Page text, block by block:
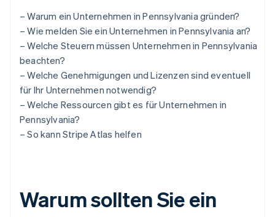
– Warum ein Unternehmen in Pennsylvania gründen?
– Wie melden Sie ein Unternehmen in Pennsylvania an?
– Welche Steuern müssen Unternehmen in Pennsylvania
beachten?
– Welche Genehmigungen und Lizenzen sind eventuell
für Ihr Unternehmen notwendig?
– Welche Ressourcen gibt es für Unternehmen in
Pennsylvania?
– So kann Stripe Atlas helfen
Warum sollten Sie ein